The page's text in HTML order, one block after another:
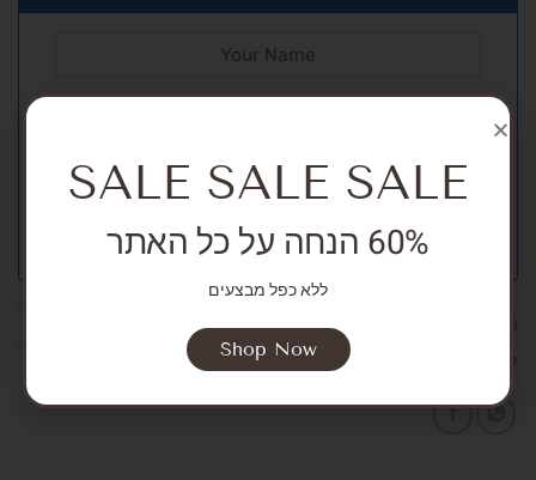
מק"ט:
Girls SALE
SALE SALE SALE
60% הנחה על כל האתר
ללא כפל מבצעים
Shop Now